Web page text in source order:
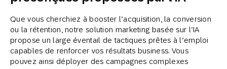
Que vous cherchiez à booster l’acquisition, la conversion
ou la rétention, notre solution marketing basée sur l’IA
propose un large éventail de tactiques prêtes à l’emploi
capables de renforcer vos résultats business. Vous
pouvez ainsi déployer des campagnes complexes